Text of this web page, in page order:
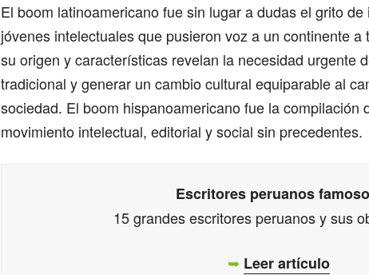
El boom latinoamericano fue sin lugar a dudas el grito
jóvenes intelectuales que pusieron voz a un continente a
su origen y características revelan la necesidad urgente
tradicional y generar un cambio cultural equiparable al
sociedad. El boom hispanoamericano fue la compilación
movimiento intelectual, editorial y social sin precedentes.
Escritores peruanos
15 grandes escritores peruanos y sus
➥ Leer artículo